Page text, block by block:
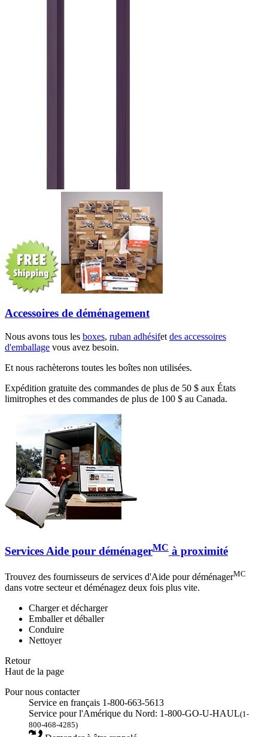
Accessoires de déménagement
Nous avons tous les boxes, ruban adhésifet des accessoires
d'emballage vous avez besoin.
Et nous rachèterons toutes les boîtes non utilisées.
Expédition gratuite des commandes de plus de 50 $ aux États
limitrophes et des commandes de plus de 100 $ au Canada.
Services Aide pour déménagerMC à proximité
Trouvez des fournisseurs de services d'Aide pour déménagerMC
dans votre secteur et déménagez deux fois plus vite.
Charger et décharger
Emballer et déballer
Conduire
Nettoyer
Retour
Haut de la page
Pour nous contacter
Service en français 1-800-663-5613
Service pour l'Amérique du Nord: 1-800-GO-U-HAUL(1-
800-468-4285)